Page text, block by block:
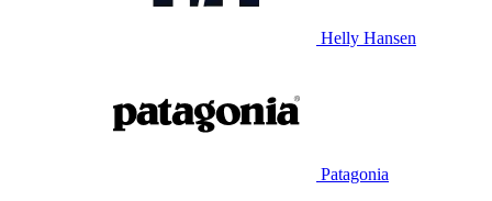
Helly Hansen
Patagonia